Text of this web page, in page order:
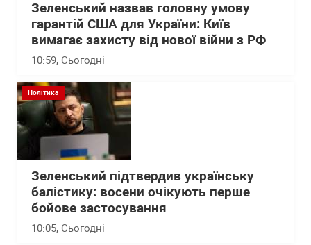
Зеленський назвав головну умову
гарантій США для України: Київ
вимагає захисту від нової війни з РФ
10:59, Сьогодні
Політика
Зеленський підтвердив українську
балістику: восени очікують перше
бойове застосування
10:05, Сьогодні